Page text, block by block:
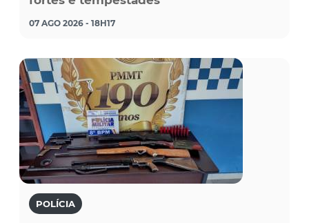
07 AGO 2026 - 18H17
POLÍCIA